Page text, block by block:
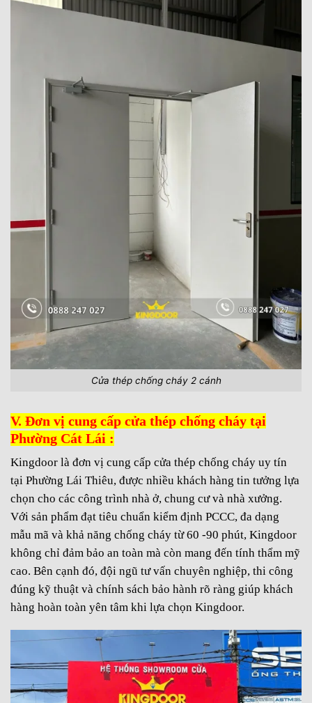
Cửa thép chống cháy 2 cánh
V. Đơn vị cung cấp cửa thép chống cháy tại
Phường Cát Lái :
Kingdoor là đơn vị cung cấp cửa thép chống cháy uy tín
tại Phường Lái Thiêu, được nhiều khách hàng tin tưởng lựa
chọn cho các công trình nhà ở, chung cư và nhà xưởng.
Với sản phẩm đạt tiêu chuẩn kiểm định PCCC, đa dạng
mẫu mã và khả năng chống cháy từ 60 -90 phút, Kingdoor
không chỉ đảm bảo an toàn mà còn mang đến tính thẩm mỹ
cao. Bên cạnh đó, đội ngũ tư vấn chuyên nghiệp, thi công
đúng kỹ thuật và chính sách bảo hành rõ ràng giúp khách
hàng hoàn toàn yên tâm khi lựa chọn Kingdoor.